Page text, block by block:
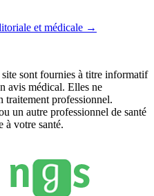
et médicale →
sont fournies à titre informatif
avis médical. Elles ne
traitement professionnel.
un autre professionnel de santé
à votre santé.